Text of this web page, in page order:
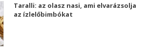
Taralli: az olasz nasi, ami elvarázsolja
az ízlelőbimbókat